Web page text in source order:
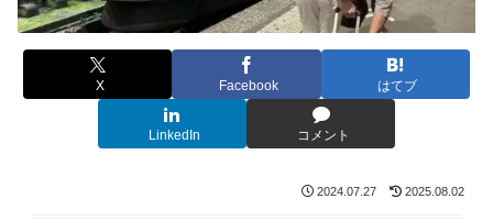
X Facebook はてブ
LinkedIn コメント
2024.07.27 2025.08.02